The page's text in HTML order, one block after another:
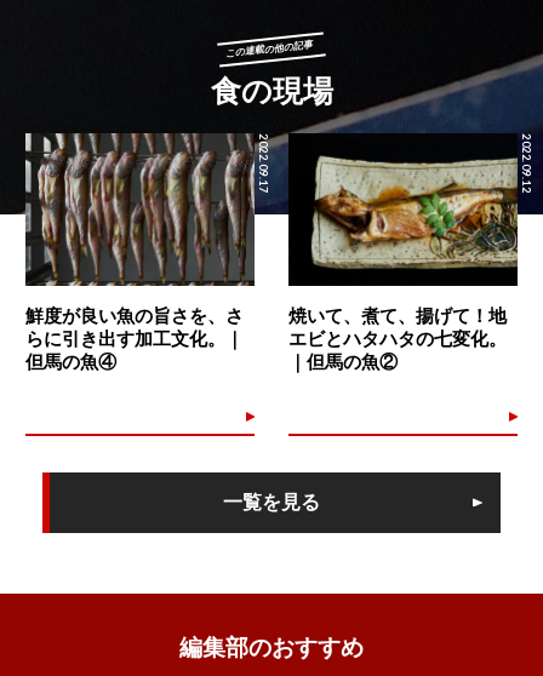
この連載の他の記事
食の現場
2022.09.17
鮮度が良い魚の旨さを、さ
らに引き出す加工文化。｜
但馬の魚④
2022.09.12
焼いて、煮て、揚げて！地
エビとハタハタの七変化。
｜但馬の魚②
一覧を見る
編集部のおすすめ